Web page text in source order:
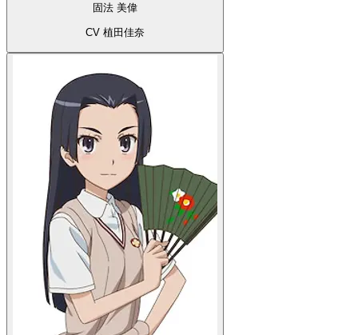
固法 美偉
CV 植田佳奈